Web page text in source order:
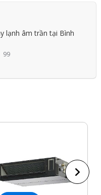
lạnh âm trần tại Bình
99